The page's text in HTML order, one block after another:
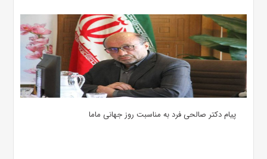
پیام دکتر صالحی فرد به مناسبت روز جهانی ماما